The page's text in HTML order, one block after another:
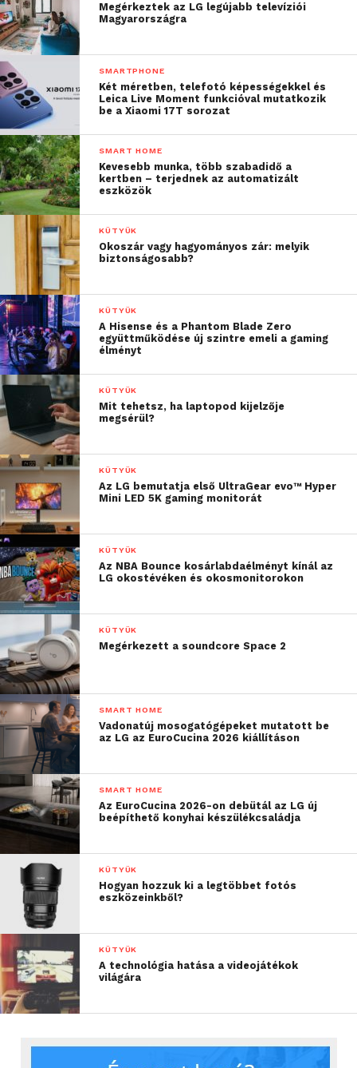
Megérkeztek az LG legújabb televíziói
Magyarországra
SMARTPHONE
Két méretben, telefotó képességekkel és
Leica Live Moment funkcióval mutatkozik
be a Xiaomi 17T sorozat
SMART HOME
Kevesebb munka, több szabadidő a
kertben – terjednek az automatizált
eszközök
KÜTYÜK
Okoszár vagy hagyományos zár: melyik
biztonságosabb?
KÜTYÜK
A Hisense és a Phantom Blade Zero
együttműködése új szintre emeli a gaming
élményt
KÜTYÜK
Mit tehetsz, ha laptopod kijelzője
megsérül?
KÜTYÜK
Az LG bemutatja első UltraGear evo™ Hyper
Mini LED 5K gaming monitorát
KÜTYÜK
Az NBA Bounce kosárlabdaélményt kínál az
LG okostévéken és okosmonitorokon
KÜTYÜK
Megérkezett a soundcore Space 2
SMART HOME
Vadonatúj mosogatógépeket mutatott be
az LG az EuroCucina 2026 kiállításon
SMART HOME
Az EuroCucina 2026-on debütál az LG új
beépíthető konyhai készülékcsaládja
KÜTYÜK
Hogyan hozzuk ki a legtöbbet fotós
eszközeinkből?
KÜTYÜK
A technológia hatása a videojátékok
világára